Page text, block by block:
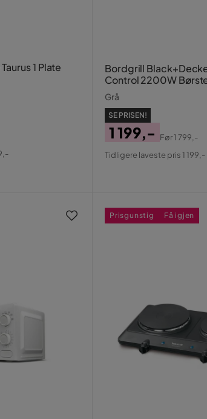
1 Plate
Bordgrill
Control 2200W
Grå
SE PRISEN!
Pris
1 199,-
Original
Før1 799,-
Tidligere laveste pris 1 199,-
Prisgunstig Få igjen